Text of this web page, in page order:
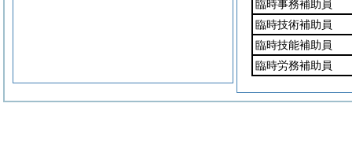
臨時事務補助員
臨時技術補助員
臨時技能補助員
臨時労務補助員